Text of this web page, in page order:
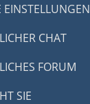
EINSTELLUNGEN
CHAT
FORUM
SIE